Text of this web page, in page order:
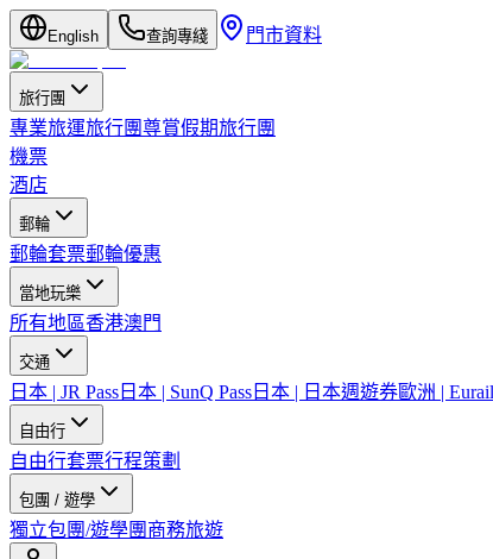
English 查詢專綫 門市資料
旅行團
專業旅運旅行團尊賞假期旅行團
機票
酒店
郵輪
郵輪套票郵輪優惠
當地玩樂
所有地區香港澳門
交通
日本 | JR Pass 日本 | SunQ Pass 日本 | 日本週遊券歐洲 |
自由行
自由行套票行程策劃
包團 / 遊學
獨立包團/遊學團 商務旅遊